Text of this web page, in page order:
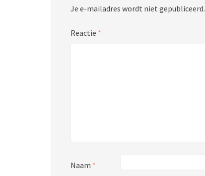
Je e-mailadres wordt niet gepubliceerd.
Reactie *
Naam *